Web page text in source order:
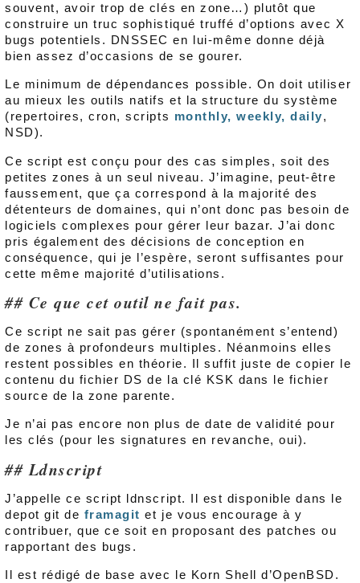
souvent, avoir trop de clés en zone…) plutôt que
construire un truc sophistiqué truffé d’options avec X
bugs potentiels. DNSSEC en lui-même donne déjà
bien assez d’occasions de se gourer.
Le minimum de dépendances possible. On doit utiliser
au mieux les outils natifs et la structure du système
(repertoires, cron, scripts monthly, weekly, daily,
NSD).
Ce script est conçu pour des cas simples, soit des
petites zones à un seul niveau. J’imagine, peut-être
faussement, que ça correspond à la majorité des
détenteurs de domaines, qui n’ont donc pas besoin de
logiciels complexes pour gérer leur bazar. J’ai donc
pris également des décisions de conception en
conséquence, qui je l’espère, seront suffisantes pour
cette même majorité d’utilisations.
Ce que cet outil ne fait pas.
Ce script ne sait pas gérer (spontanément s’entend)
de zones à profondeurs multiples. Néanmoins elles
restent possibles en théorie. Il suffit juste de copier le
contenu du fichier DS de la clé KSK dans le fichier
source de la zone parente.
Je n’ai pas encore non plus de date de validité pour
les clés (pour les signatures en revanche, oui).
Ldnscript
J’appelle ce script ldnscript. Il est disponible dans le
depot git de framagit et je vous encourage à y
contribuer, que ce soit en proposant des patches ou
rapportant des bugs.
Il est rédigé de base avec le Korn Shell d’OpenBSD.